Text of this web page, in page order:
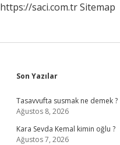
https://saci.com.trSitemap
Sidebar
Son Yazılar
Tasavvufta susmak ne demek ?
Ağustos 8, 2026
Kara Sevda Kemal kimin oğlu ?
Ağustos 7, 2026